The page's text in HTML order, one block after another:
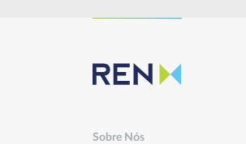
Sobre Nós